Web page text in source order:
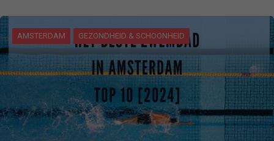
AMSTERDAM GEZONDHEID & SCHOONHEID